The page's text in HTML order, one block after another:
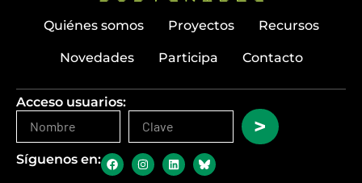
Quiénes somos Proyectos Recursos
Novedades Participa Contacto
Acceso usuarios:
>
Síguenos en: